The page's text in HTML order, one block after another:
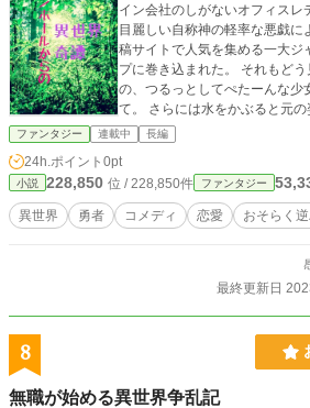
イン会社のしがないオフィス
目麗しい自称神の軽率な悪戯
稿サイトで人気を集める一大
プに巻き込まれた。 それもど
の、つるっとしてぺたーんな少
て。 さらには水をかぶると元
いたことのある設定を都合よく
からないオプション付きで。 これは、そんな彼女がトリップ
先で何故か勇者として魔王を倒
愛を見つける物語である。とい
ファンタジー 連載中 長編
24h.ポイント 0pt
小説 228,850 位 / 228,850件 ファンタジー
異世界 勇者 コメディ 恋愛 おそらく
最終更新日
8
無職が始める異世界争乱記